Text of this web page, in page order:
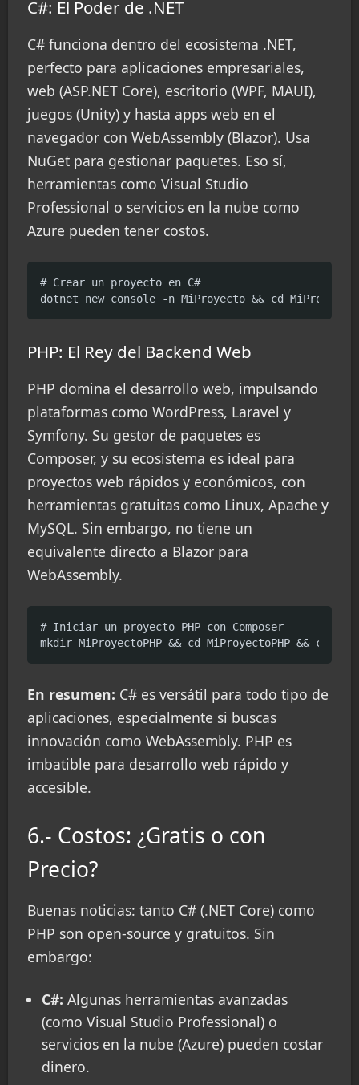
C#: El Poder de .NET
C# funciona dentro del ecosistema .NET,
perfecto para aplicaciones empresariales,
web (ASP.NET Core), escritorio (WPF, MAUI),
juegos (Unity) y hasta apps web en el
navegador con WebAssembly (Blazor). Usa
NuGet para gestionar paquetes. Eso sí,
herramientas como Visual Studio
Professional o servicios en la nube como
Azure pueden tener costos.
# Crear un proyecto en C#
dotnet new console -n MiProyecto && cd
PHP: El Rey del Backend Web
PHP domina el desarrollo web, impulsando
plataformas como WordPress, Laravel y
Symfony. Su gestor de paquetes es
Composer, y su ecosistema es ideal para
proyectos web rápidos y económicos, con
herramientas gratuitas como Linux, Apache y
MySQL. Sin embargo, no tiene un
equivalente directo a Blazor para
WebAssembly.
# Iniciar un proyecto PHP con Composer
mkdir MiProyectoPHP && cd MiProyectoPHP &&
En resumen: C# es versátil para todo tipo de
aplicaciones, especialmente si buscas
innovación como WebAssembly. PHP es
imbatible para desarrollo web rápido y
accesible.
6.- Costos: ¿Gratis o con
Precio?
Buenas noticias: tanto C# (.NET Core) como
PHP son open-source y gratuitos. Sin
embargo:
C#: Algunas herramientas avanzadas
(como Visual Studio Professional) o
servicios en la nube (Azure) pueden costar
dinero.